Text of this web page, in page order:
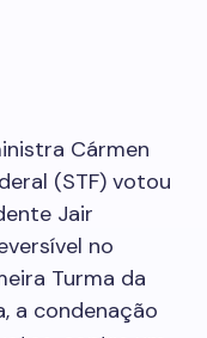
Cármen
(STF) votou
Jair
no
Turma da
a condenação